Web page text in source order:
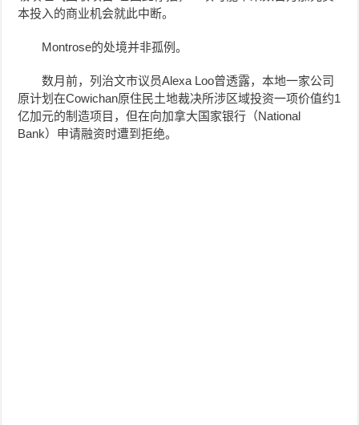
本投入的商业机会就此中断。
Montrose的处境并非孤例。
数月前，列治文市议员Alexa Loo曾透露，本地一家公司
原计划在Cowichan原住民土地裁决所涉区域投资一项价值约1
亿加元的制造项目，但在向加拿大国家银行（National
Bank）申请融资时遭到拒绝。